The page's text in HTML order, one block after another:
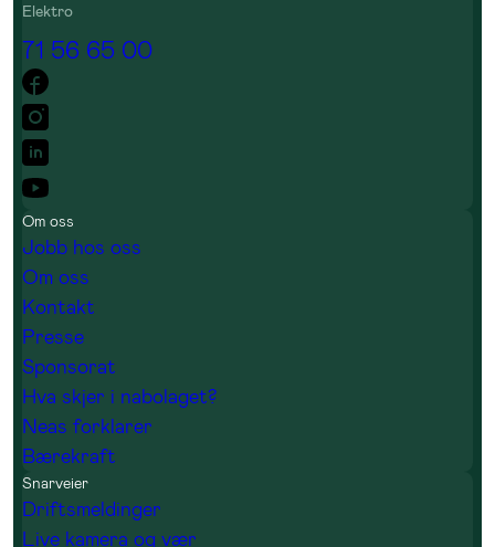
Elektro
71 56 65 00
Om oss
Jobb hos oss
Om oss
Kontakt
Presse
Sponsorat
Hva skjer i nabolaget?
Neas forklarer
Bærekraft
Snarveier
Driftsmeldinger
Live kamera og vær